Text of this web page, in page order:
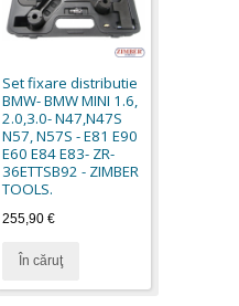
Set fixare distributie
BMW- BMW MINI 1.6,
2.0,3.0- N47,N47S
N57, N57S - E81 E90
E60 E84 E83- ZR-
36ETTSB92 - ZIMBER
TOOLS.
255,90 €
În căruţ